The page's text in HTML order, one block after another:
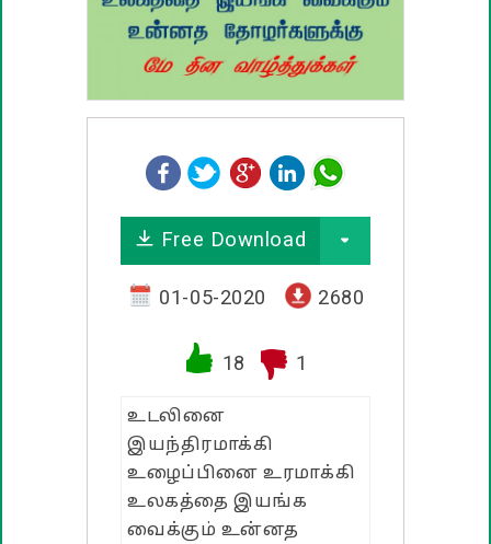
மகிழ்ச்சி பொன்மொழிகள்
பொதுவான பொன்மொழிகள்
கடவுள் பொன்மொழிகள்
பண்டிகை வாழ்த்துக்கள்
Free Download
01-05-2020 2680
18 1
உடலினை
இயந்திரமாக்கி
உழைப்பினை உரமாக்கி
உலகத்தை இயங்க
வைக்கும் உன்னத